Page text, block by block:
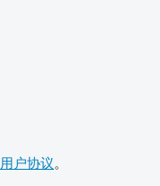
用户协议。